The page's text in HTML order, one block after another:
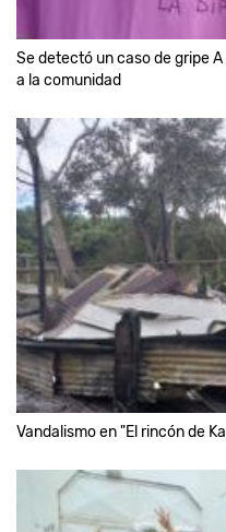
Se detectó un caso de gripe
a la comunidad
Vandalismo en "El rincón de